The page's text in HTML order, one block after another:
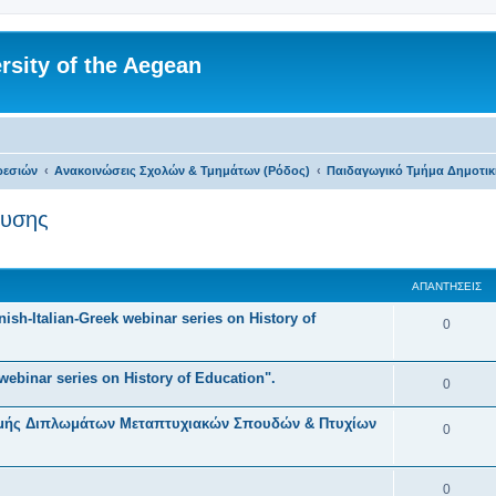
of the Aegean
Ανακοινώσεις Σχολών & Τμημάτων (Ρόδος) Παιδαγωγικό Τμήμα
ΑΠΑΝΤΉΣΕΙΣ
Italian-Greek webinar series on History of
0Α
α
ν
ή
series on History of Education". 0Α
π
ν
Διπλωμάτων Μεταπτυχιακών Σπουδών & Πτυχίων
0Α
α
0Α